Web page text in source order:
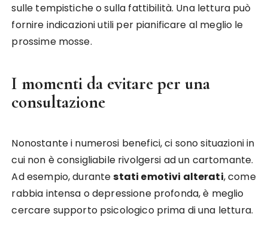
sulle tempistiche o sulla fattibilità. Una lettura può
fornire indicazioni utili per pianificare al meglio le
prossime mosse.
I momenti da evitare per una
consultazione
Nonostante i numerosi benefici, ci sono situazioni in
cui non è consigliabile rivolgersi ad un cartomante.
Ad esempio, durantestati emotivi alterati, come
rabbia intensa o depressione profonda, è meglio
cercare supporto psicologico prima di una lettura.